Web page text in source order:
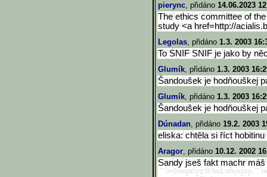
pierync, přidáno 14.06.2023
The ethics committee of
study <a href=http://
Legolas, přidáno 1.3. 2003
To SNIF SNIF je jako by
Glumík, přidáno 1.3. 2003
Šandoušek je hodňouškej
Glumík, přidáno 1.3. 2003
Šandoušek je hodňouškej
Dúnadan, přidáno 19.2. 2003
eliska: chtěla si říct hobitinu
Aragor, přidáno 10.12. 2002
Sandy jseš fakt machr